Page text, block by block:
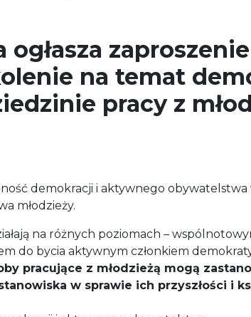
ogłasza
na temat
pracy z
demokracji i aktywnego
młodzieży.
na różnych poziomach –
do bycia aktywnym członkiem
pracujące z młodzieżą mogą
w sprawie ich przyszłości i